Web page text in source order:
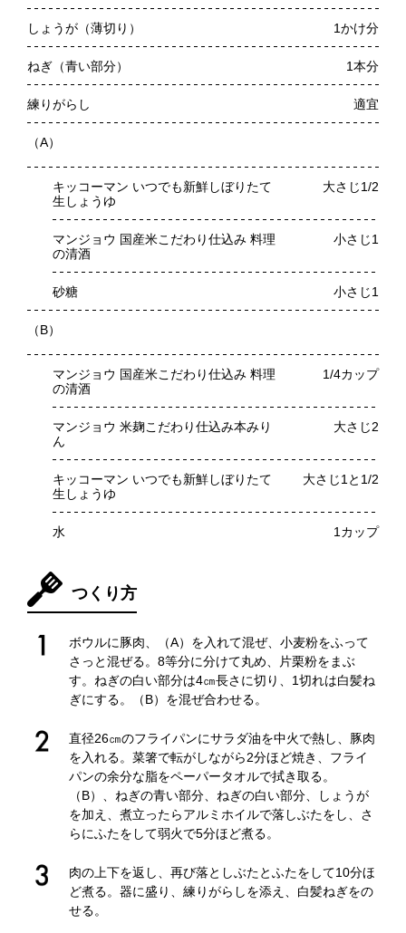
しょうが（薄切り） 1かけ分
ねぎ（青い部分） 1本分
練りがらし 適宜
（A）
キッコーマン いつでも新鮮しぼりたて
生しょうゆ
大さじ1/2
マンジョウ 国産米こだわり仕込み 料理
の清酒
小さじ1
砂糖 小さじ1
（B）
マンジョウ 国産米こだわり仕込み 料理
の清酒
1/4カップ
マンジョウ 米麹こだわり仕込み本みり
ん
大さじ2
キッコーマン いつでも新鮮しぼりたて
生しょうゆ
大さじ1と1/2
水 1カップ
つくり方
ボウルに豚肉、（A）を入れて混ぜ、小麦粉をふって
さっと混ぜる。8等分に分けて丸め、片栗粉をまぶ
す。ねぎの白い部分は4㎝長さに切り、1切れは白髪ね
ぎにする。（B）を混ぜ合わせる。
直径26㎝のフライパンにサラダ油を中火で熱し、豚肉
を入れる。菜箸で転がしながら2分ほど焼き、フライ
パンの余分な脂をペーパータオルで拭き取る。
（B）、ねぎの青い部分、ねぎの白い部分、しょうが
を加え、煮立ったらアルミホイルで落しぶたをし、さ
らにふたをして弱火で5分ほど煮る。
肉の上下を返し、再び落としぶたとふたをして10分ほ
ど煮る。器に盛り、練りがらしを添え、白髪ねぎをの
せる。